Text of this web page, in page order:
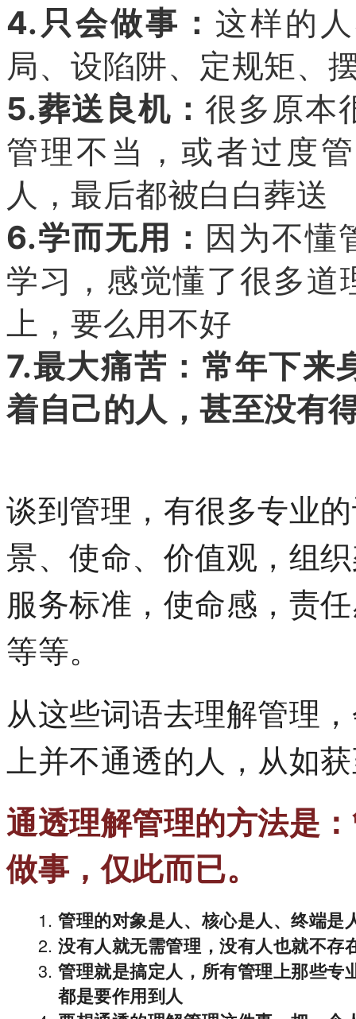
4.只会做事： 这样的
局、设陷阱、定规矩、
5.葬送良机：很多原本
管理不当，或者过度
人，最后都被白白葬送
6.学而无用： 因为不懂
学习，感觉懂了很多道
上，要么用不好
7.最大痛苦：常年下来
着自己的人，甚至没有
谈到管理，有很多专业
景、使命、价值观，组
服务标准，使命感，责
等等。
从这些词语去理解管理
上并不通透的人，从如
通透理解管理的方法是
做事，仅此而已。
管理的对象是人、核心是人、终端是
没有人就无需管理，没有人也就不存
管理就是搞定人，所有管理上那些专
都是要作用到人